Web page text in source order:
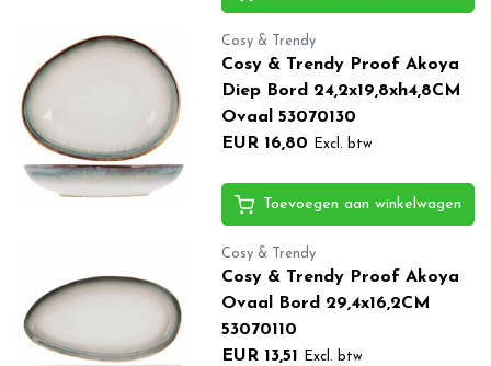
Cosy & Trendy
Cosy & Trendy Proof Akoya
Diep Bord 24,2x19,8xh4,8CM
Ovaal 53070130
EUR 16,80
Excl. btw
Toevoegen aan winkelwagen
Cosy & Trendy
Cosy & Trendy Proof Akoya
Ovaal Bord 29,4x16,2CM
53070110
EUR 13,51
Excl. btw